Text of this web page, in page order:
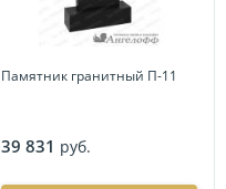
Памятник гранитный П-11
39 831 руб.